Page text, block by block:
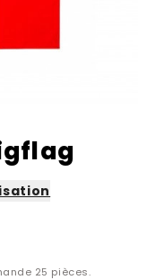
25 pièces.